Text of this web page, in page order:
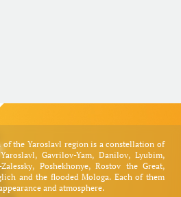
of the Yaroslavl region is a constellation of
Gavrilov-Yam, Danilov, Lyubim,
Poshekhonye, Rostov the Great,
and the flooded Mologa. Each of them
and atmosphere.